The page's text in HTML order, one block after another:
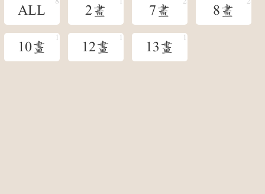
ALL 2畫 7畫 8畫
10畫 12畫 13畫